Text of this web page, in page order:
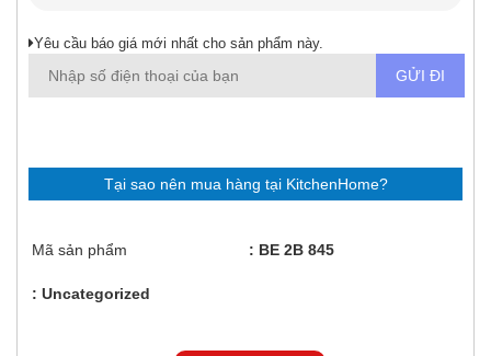
Yêu cầu báo giá mới nhất cho sản phẩm này.
Tại sao nên mua hàng tại KitchenHome?
Mã sản phẩm BE 2B 845
Uncategorized